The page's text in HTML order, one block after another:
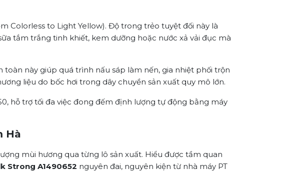
Colorless to Light Yellow). Độ trong trẻo tuyệt đối này là
tắm trắng tinh khiết, kem dưỡng hoặc nước xả vải đục mà
toàn này giúp quá trình nấu sáp làm nến, gia nhiệt phối trộn
liệu do bốc hơi trong dây chuyền sản xuất quy mô lớn.
hỗ trợ tối đa việc đong đếm định lượng tự động bằng máy
Hà
mùi hương qua từng lô sản xuất. Hiểu được tầm quan
Strong A1490652 nguyên đai, nguyên kiện từ nhà máy PT